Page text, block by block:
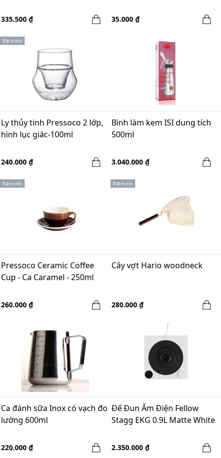
335.500 ₫ 35.000 ₫
Đặt trước
Ly thủy tinh Pressoco 2 lớp,
hình lục giác-100ml
240.000 ₫
Bình làm kem ISI dung tích
500ml
3.040.000 ₫
Đặt trước
Pressoco Ceramic Coffee
Cup - Ca Caramel - 250ml
260.000 ₫
Đặt trước
Cây vợt Hario woodneck
280.000 ₫
Ca đánh sữa Inox có vạch đo
lường 600ml
220.000 ₫
Đế Đun Ấm Điện Fellow
Stagg EKG 0.9L Matte White
2.350.000 ₫